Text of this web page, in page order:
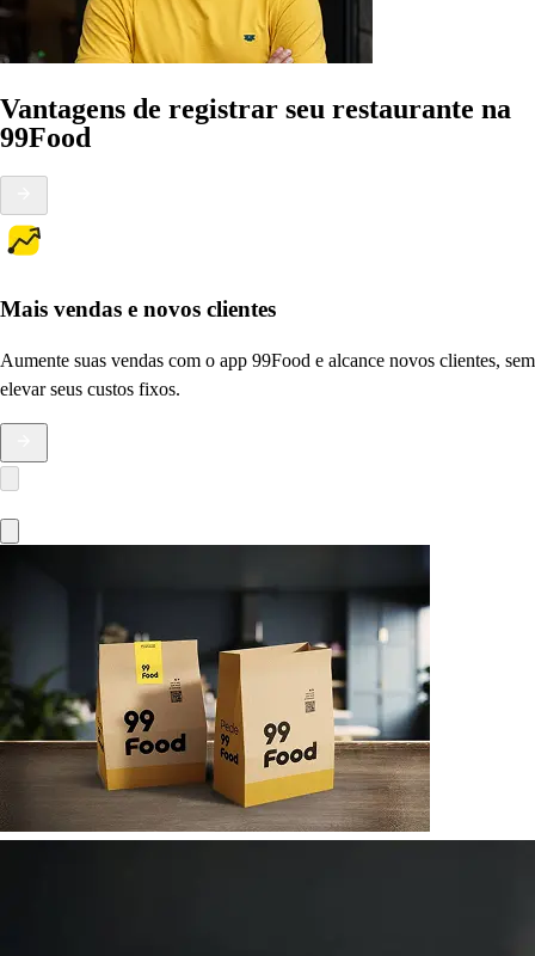
Vantagens de registrar seu restaurante na
99Food
Mais vendas e novos clientes
Aumente suas vendas com o app 99Food e alcance novos clientes, sem
elevar seus custos fixos.